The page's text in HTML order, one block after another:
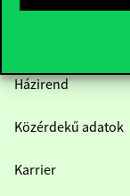
Házirend
Közérdekű adatok
Karrier